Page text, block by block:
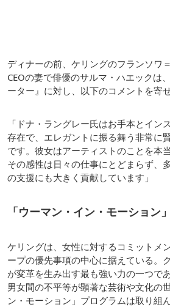
ディナーの前、ケリングのフランソワ
CEOの妻で俳優のサルマ・ハエックは
ーター』に対し、以下のコメントを寄せ
「ドナ・ラングレー氏はお手本とイン
存在で、エレガントに振る舞う非常に
です。彼女はアーティストのことを本
その感性は日々の仕事にとどまらず、
の支援にも大きく貢献しています」
「ウーマン・イン・モーション
ケリングは、女性に対するコミットメ
ープの優先事項の中心に据えている。
が変革を生み出す最も強い力の一つで
男女間の不平等が顕著な芸術や文化の
ン・モーション」プログラムは取り組ん